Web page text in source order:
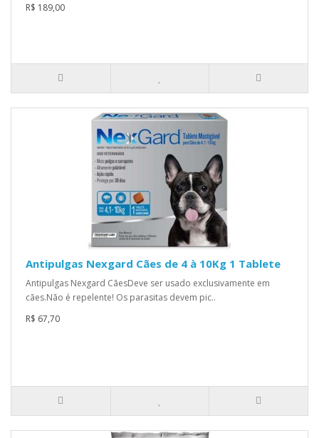
R$ 189,00
Antipulgas Nexgard Cães de 4 à 10Kg 1 Tablete
Antipulgas Nexgard CãesDeve ser usado exclusivamente em
cães.Não é repelente! Os parasitas devem pic..
R$ 67,70